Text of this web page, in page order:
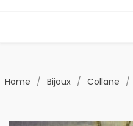
Home / Bijoux / Collane /